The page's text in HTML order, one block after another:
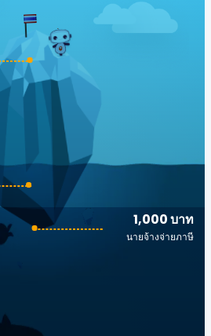
1,000 บาท
นายจ้างจ่ายภาษี